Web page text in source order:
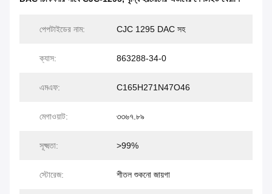
পেপটাইডের নাম: CJC 1295 DAC সহ
ক্যাস: 863288-34-0
এমএফ: C165H271N47O46
মেগাওয়াট: ৩৩৬৭.৮৯
সূক্ষ্মতা: >99%
স্টোরেজ: শীতল শুকনো জায়গা